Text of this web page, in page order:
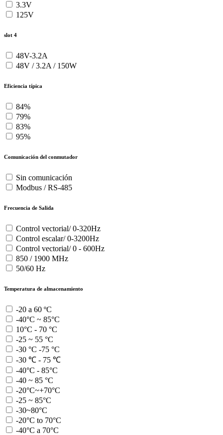
3.3V
125V
slot 4
48V-3.2A
48V / 3.2A / 150W
Eficiencia típica
84%
79%
83%
95%
Comunicación del conmutador
Sin comunicación
Modbus / RS-485
Frecuencia de Salida
Control vectorial/ 0-320Hz
Control escalar/ 0-3200Hz
Control vectorial/ 0 - 600Hz
850 / 1900 MHz
50/60 Hz
Temperatura de almacenamiento
-20 a 60 ºC
-40°C ~ 85°C
10°C - 70 °C
-25 ~ 55 °C
-30 °C -75 °C
-30 ℃ - 75 ℃
-40°C - 85°C
-40 ~ 85 °C
-20°C~+70°C
-25 ~ 85°C
-30~80°C
-20°C to 70°C
-40°C a 70°C